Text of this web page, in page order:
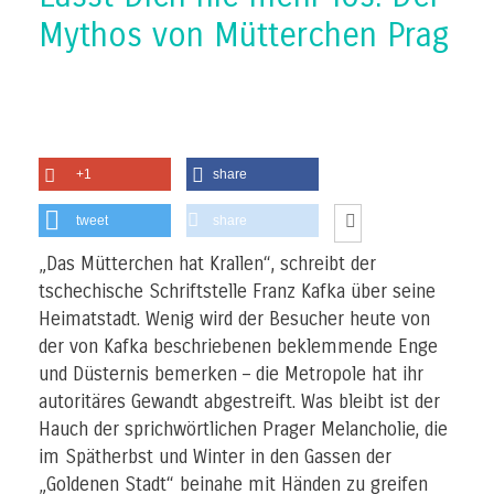
Mythos von Mütterchen Prag
+1 share
tweet share
„Das Mütterchen hat Krallen“, schreibt der
tschechische Schriftstelle Franz Kafka über seine
Heimatstadt. Wenig wird der Besucher heute von
der von Kafka beschriebenen beklemmende Enge
und Düsternis bemerken – die Metropole hat ihr
autoritäres Gewandt abgestreift. Was bleibt ist der
Hauch der sprichwörtlichen Prager Melancholie, die
im Spätherbst und Winter in den Gassen der
„Goldenen Stadt“ beinahe mit Händen zu greifen